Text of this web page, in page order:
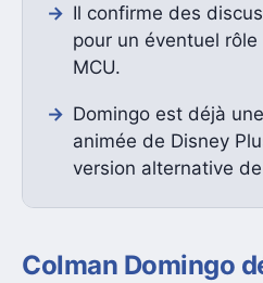
Il confirme des
pour un éventuel
MCU.
Domingo est déjà
animée de Disney
version alternative
Colman Domingo